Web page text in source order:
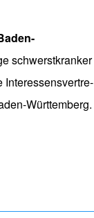
schwerst­kranker
Interessens­vertre­
Würt­tem­berg.